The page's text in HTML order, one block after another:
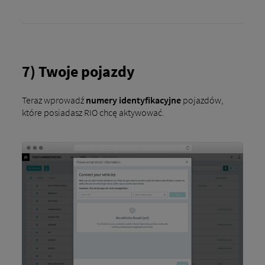
7) Twoje pojazdy
Teraz wprowadź numery identyfikacyjnepojazdów,
które posiadasz RIO chcę aktywować.